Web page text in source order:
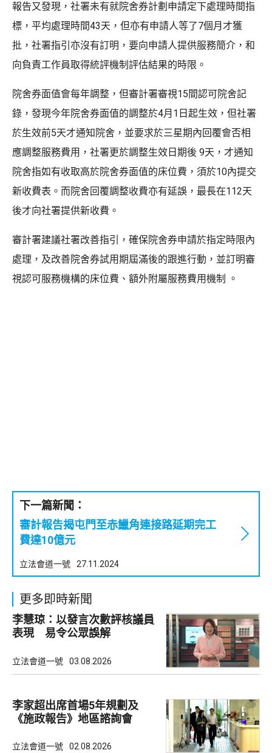
報告又發現，社署未有就院舍券計劃申請定下處理時間指
標，平均處理時間43天，但亦有申請人等了7個月才獲
批，社署指引亦沒有訂明，要向申請人提供服務簡介，和
向負責工作員取得統評機制評估結果的時限。
院舍券面值會每年調整，但審計署審視15間認可院舍記
錄，發現今年院舍券面值的調整於4月1日起生效，但社署
於生效前5天才通知院舍，並要求於三星期內回覆會否相
應調整服務費用，社署更於調整生效日期後 9天，才通知
院舍指如有收取高於院舍券面值的床位費，須於10內提交
新收費表。而院舍回覆調整收費亦有延誤，最長在112天
後才向社署提供新收費。
審計署建議社署改善指引，確保院舍券申請於指定時限內
處理，及改善院舍券試用期屆滿後的跟進行動，並訂明審
視認可服務機構的床位費、額外附屬服務費用機制 。
下一篇新聞：
審計報告揭屯門至赤鱲角連接路延期完工
費達10億元
立法會道一號 27.11.2024
更多即時新聞
李慧琼：以發言次數評核議員
表現 易令公眾誤解
立法會道一號 03.08.2026
李家超出席首場5年規劃及
《施政報告》地區諮詢會
立法會道一號 02.08.2026